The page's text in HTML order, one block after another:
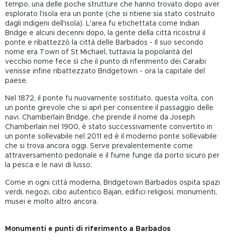
tempo, una delle poche strutture che hanno trovato dopo aver
esplorato l'isola era un ponte (che si ritiene sia stato costruito
dagli indigeni dell'isola). L'area fu etichettata come Indian
Bridge e alcuni decenni dopo, la gente della città ricostruì il
ponte e ribattezzò la città delle Barbados - Il suo secondo
nome era Town of St Michael, tuttavia la popolarità del
vecchio nome fece sì che il punto di riferimento dei Caraibi
venisse infine ribattezzato Bridgetown - ora la capitale del
paese.
Nel 1872, il ponte fu nuovamente sostituito, questa volta, con
un ponte girevole che si aprì per consentire il passaggio delle
navi. Chamberlain Bridge, che prende il nome da Joseph
Chamberlain nel 1900, è stato successivamente convertito in
un ponte sollevabile nel 2011 ed è il moderno ponte sollevabile
che si trova ancora oggi. Serve prevalentemente come
attraversamento pedonale e il fiume funge da porto sicuro per
la pesca e le navi di lusso.
Come in ogni città moderna, Bridgetown Barbados ospita spazi
verdi, negozi, cibo autentico Bajan, edifici religiosi, monumenti,
musei e molto altro ancora.
Monumenti e punti di riferimento a Barbados